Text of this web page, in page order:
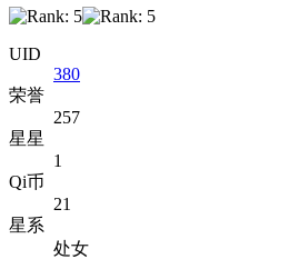
UID
380
荣誉
257
星星
1
Qi币
21
星系
处女